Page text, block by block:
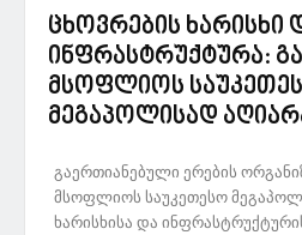
ცხოვრების ხარისხი
ინფრასტრუქტურა:
მსოფლიოს
მეგაპოლისად
გაერთიანებული ერების
მსოფლიოს საუკეთესო
ხარისხისა და